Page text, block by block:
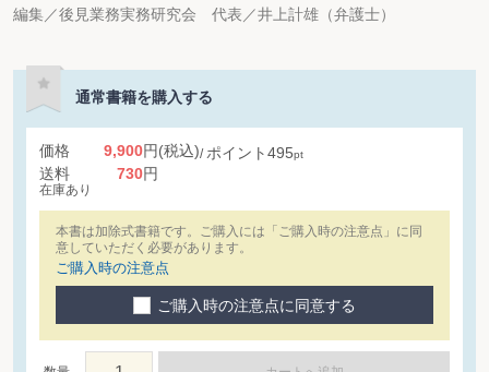
編集／後見業務実務研究会 代表／井上計雄（弁護士）
通常書籍を購入する
価格 9,900円(税込) ポイント495pt
送料 730円
在庫あり
本書は加除式書籍です。ご購入には「ご購入時の注意点」に同
意していただく必要があります。
ご購入時の注意点
ご購入時の注意点に同意する